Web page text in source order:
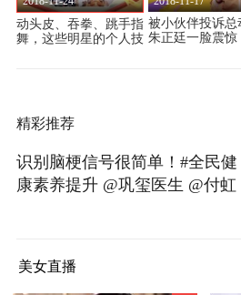
动头皮、吞拳、跳手指
舞，这些明星的个人技
被小伙伴投诉总
朱正廷一脸震惊
精彩推荐
识别脑梗信号很简单！#全民健
康素养提升 @巩玺医生 @付虹
雨 @何懿医生 @搜狐视频官方
美女直播